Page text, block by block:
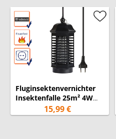
Garantie: 24
Fluginsektenvernichter
Insektenfalle 25m² 4W
UV-A hängend/ stehend
Auffangschale
15,99 €